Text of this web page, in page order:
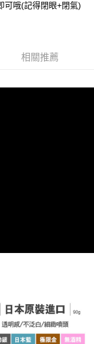
可哦(記得閉眼+閉氣)
相關推薦